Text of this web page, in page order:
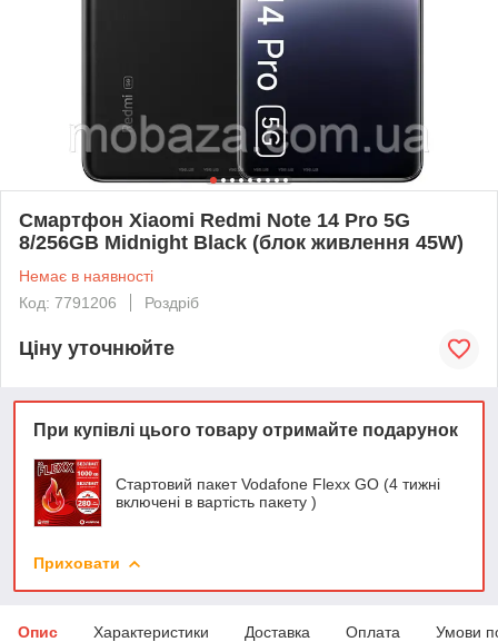
Смартфон Xiaomi Redmi Note 14 Pro 5G
8/256GB Midnight Black (блок живлення 45W)
Немає в наявності
Код: 7791206
Роздріб
Ціну уточнюйте
При купівлі цього товару отримайте подарунок
Стартовий пакет Vodafone Flexx GO (4 тижні
включені в вартість пакету )
Приховати
Опис Характеристики Доставка Оплата Умови